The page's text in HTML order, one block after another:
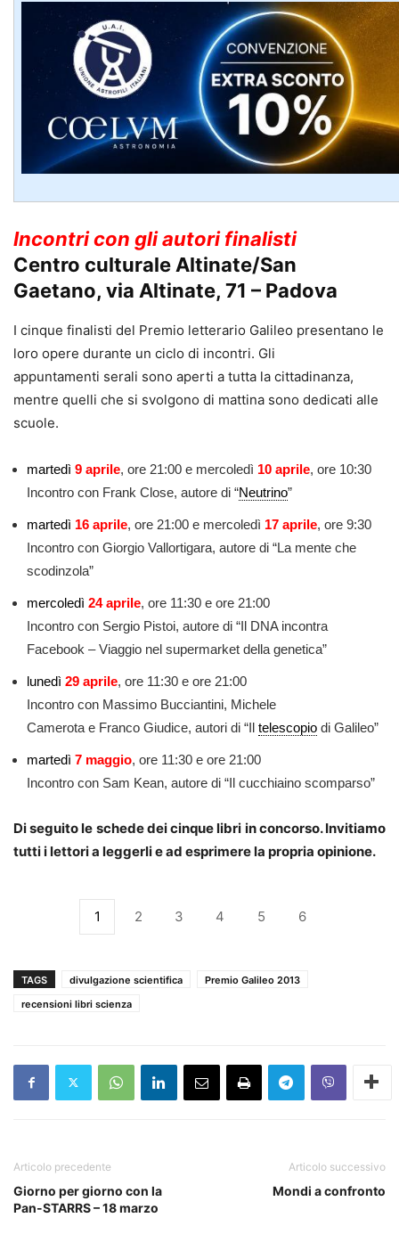
Incontri con gli autori finalisti
Centro culturale Altinate/San
Gaetano, via Altinate, 71 – Padova
I cinque finalisti del Premio letterario Galileo presentano le
loro opere durante un ciclo di incontri. Gli
appuntamenti serali sono aperti a tutta la cittadinanza,
mentre quelli che si svolgono di mattina sono dedicati alle
scuole.
martedì 9 aprile, ore 21:00 e mercoledì 10 aprile, ore 10:30
Incontro con Frank Close, autore di “Neutrino”
martedì 16 aprile, ore 21:00 e mercoledì 17 aprile, ore 9:30
Incontro con Giorgio Vallortigara, autore di “La mente che
scodinzola”
mercoledì 24 aprile, ore 11:30 e ore 21:00
Incontro con Sergio Pistoi, autore di “Il DNA incontra
Facebook – Viaggio nel supermarket della genetica”
lunedì 29 aprile, ore 11:30 e ore 21:00
Incontro con Massimo Bucciantini, Michele
Camerota e Franco Giudice, autori di “Il telescopio di Galileo”
martedì 7 maggio, ore 11:30 e ore 21:00
Incontro con Sam Kean, autore di “Il cucchiaino scomparso”
Di seguito le schede dei cinque libri in concorso. Invitiamo
tutti i lettori a leggerli e ad esprimere la propria opinione.
1 2 3 4 5 6
TAGS divulgazione scientifica
Premio Galileo 2013
recensioni libri scienza
Articolo precedente
Giorno per giorno con la
Pan-STARRS – 18 marzo
Articolo successivo
Mondi a confronto